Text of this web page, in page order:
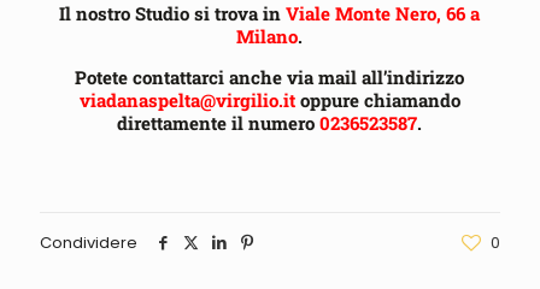
Il nostro Studio si trova inViale Monte Nero, 66 a
Milano.
Potete contattarci anche via mail all’indirizzo
viadanaspelta@virgilio.itoppure chiamando
direttamente il numero0236523587.
Condividere 0